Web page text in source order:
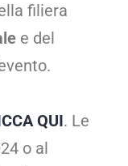
filiera
e del
QUI. Le
o al